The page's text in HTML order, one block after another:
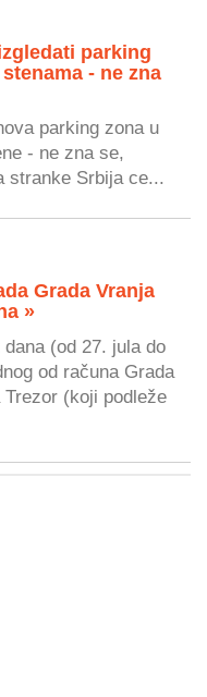
parking
- ne zna
parking zona u
- ne zna se,
stranke Srbija ce...
Grada Vranja
»
(od 27. jula do
od računa Grada
(koji podleže